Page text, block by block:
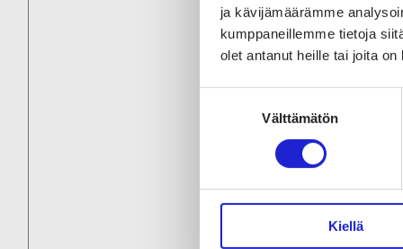
ja kävijämäärämme
kumppaneillemme tietoja
olet antanut heille tai joita
Välttämätön
Kiellä